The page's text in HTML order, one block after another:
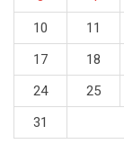
10
11
17
18
24
25
31